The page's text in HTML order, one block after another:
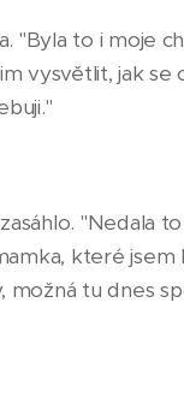
"Byla to i moje
vysvětlit, jak se
"Nedala to
které jsem
tu dnes